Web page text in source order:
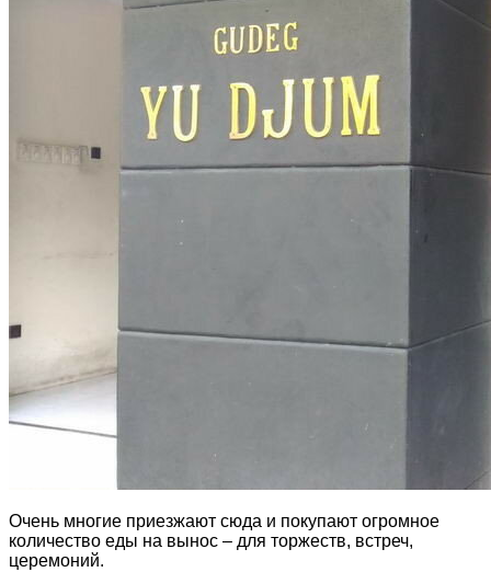
Очень многие приезжают сюда и покупают огромное
количество еды на вынос – для торжеств, встреч,
церемоний.